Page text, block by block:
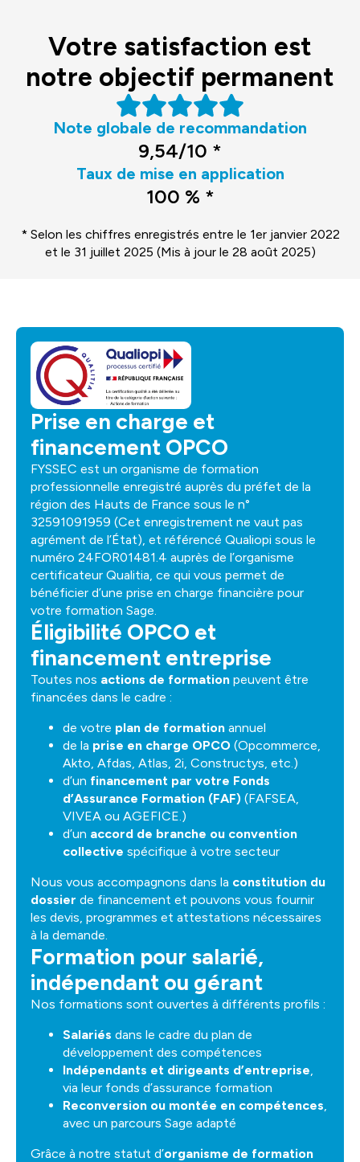
Votre satisfaction est
notre objectif permanent
Note globale de recommandation
9,54/10 *
Taux de mise en application
100 % *
* Selon les chiffres enregistrés entre le 1er janvier 2022
et le 31 juillet 2025 (Mis à jour le 28 août 2025)
Prise en charge et
financement OPCO
FYSSEC est un organisme de formation
professionnelle enregistré auprès du préfet de la
région des Hauts de France sous le n°
32591091959 (Cet enregistrement ne vaut pas
agrément de l’État), et référencé Qualiopi sous le
numéro 24FOR01481.4 auprès de l’organisme
certificateur Qualitia, ce qui vous permet de
bénéficier d’une prise en charge financière pour
votre formation Sage.
Éligibilité OPCO et
financement entreprise
Toutes nos actions de formation peuvent être
financées dans le cadre :
de votre plan de formation annuel
de la prise en charge OPCO (Opcommerce,
Akto, Afdas, Atlas, 2i, Constructys, etc.)
d’un financement par votre Fonds
d’Assurance Formation (FAF) (FAFSEA,
VIVEA ou AGEFICE.)
d’un accord de branche ou convention
collective spécifique à votre secteur
Nous vous accompagnons dans la constitution du
dossier de financement et pouvons vous fournir
les devis, programmes et attestations nécessaires
à la demande.
Formation pour salarié,
indépendant ou gérant
Nos formations sont ouvertes à différents profils :
Salariés dans le cadre du plan de
développement des compétences
Indépendants et dirigeants d’entreprise
via leur fonds d’assurance formation
Reconversion ou montée en compétences
avec un parcours Sage adapté
Grâce à notre statut d’organisme de formation